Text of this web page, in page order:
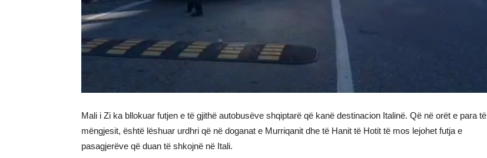
Mali i Zi ka bllokuar futjen e të gjithë autobusëve shqiptarë që kanë destinacion Italinë. Që në orët e para të
mëngjesit, është lëshuar urdhri që në doganat e Murriqanit dhe të Hanit të Hotit të mos lejohet futja e
pasagjerëve që duan të shkojnë në Itali.